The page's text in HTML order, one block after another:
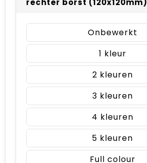
rechter borst (120x120mm)
Onbewerkt
1
2
3
4
5
Full colour